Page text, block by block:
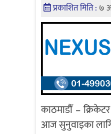
प्रकाशित मिति : ७
काठमाडौँ –
आज सुनुवाइका लागि